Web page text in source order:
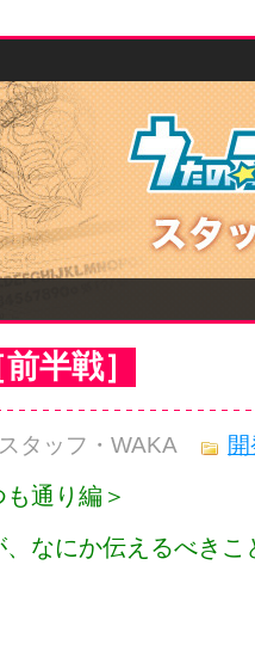
半戦］
スタッフ・WAKA
通り編＞
、なにか伝えるべき